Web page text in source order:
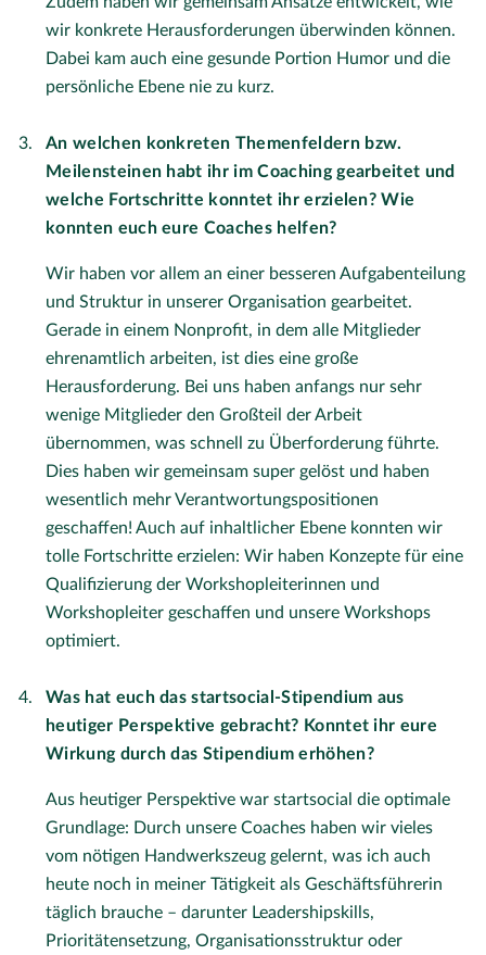
wir konkrete Herausforderungen überwinden können.
Dabei kam auch eine gesunde Portion Humor und die
persönliche Ebene nie zu kurz.
An welchen konkreten Themenfeldern bzw.
Meilensteinen habt ihr im Coaching gearbeitet und
welche Fortschritte konntet ihr erzielen? Wie
konnten euch eure Coaches helfen?
Wir haben vor allem an einer besseren Aufgabenteilung
und Struktur in unserer Organisation gearbeitet.
Gerade in einem Nonprofit, in dem alle Mitglieder
ehrenamtlich arbeiten, ist dies eine große
Herausforderung. Bei uns haben anfangs nur sehr
wenige Mitglieder den Großteil der Arbeit
übernommen, was schnell zu Überforderung führte.
Dies haben wir gemeinsam super gelöst und haben
wesentlich mehr Verantwortungspositionen
geschaffen! Auch auf inhaltlicher Ebene konnten wir
tolle Fortschritte erzielen: Wir haben Konzepte für eine
Qualifizierung der Workshopleiterinnen und
Workshopleiter geschaffen und unsere Workshops
optimiert.
Was hat euch das startsocial-Stipendium aus
heutiger Perspektive gebracht? Konntet ihr eure
Wirkung durch das Stipendium erhöhen?
Aus heutiger Perspektive war startsocial die optimale
Grundlage: Durch unsere Coaches haben wir vieles
vom nötigen Handwerkszeug gelernt, was ich auch
heute noch in meiner Tätigkeit als Geschäftsführerin
täglich brauche – darunter Leadershipskills,
Prioritätensetzung, Organisationsstruktur oder